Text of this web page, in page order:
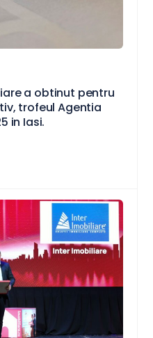
a obtinut pentru
trofeul Agentia
in Iasi.